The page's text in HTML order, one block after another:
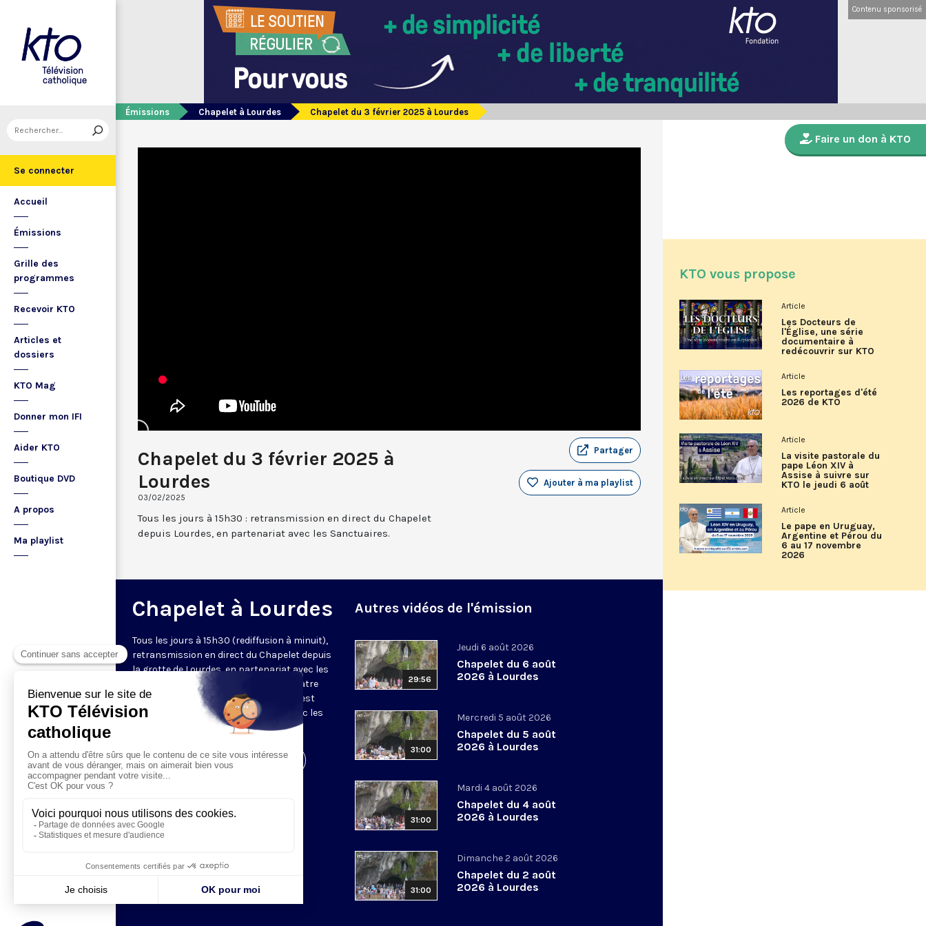
Se connecter
Accueil
Émissions
Grille des
programmes
Recevoir KTO
Articles et
dossiers
KTO Mag
Donner mon IFI
Aider KTO
Boutique DVD
A propos
Ma playlist
Contenu sponsorisé
Émissions Chapelet à Lourdes Chapelet du 3 février 2025 à Lourdes
Chapelet du 3 février 2025 à
Lourdes
03/02/2025
Partager
Ajouter à ma playlist
Tous les jours à 15h30 : retransmission en direct du Chapelet
depuis Lourdes, en partenariat avec les Sanctuaires.
Chapelet à Lourdes
Tous les jours à 15h30 (rediffusion à minuit),
retransmission en direct du Chapelet depuis
la grotte de Lourdes, en partenariat avec les
Sanctuaires. Chaque jour, l'une des quatre
méditations des mystères du Rosaire est
proposée en communion de prière avec les
Visiter la page de l'émission
Autres vidéos de l'émission
29:56
Jeudi 6 août 2026
Chapelet du 6 août
2026 à Lourdes
31:00
Mercredi 5 août 2026
Chapelet du 5 août
2026 à Lourdes
31:00
Mardi 4 août 2026
Chapelet du 4 août
2026 à Lourdes
31:00
Dimanche 2 août 2026
Chapelet du 2 août
2026 à Lourdes
Faire un don à KTO
KTO vous propose
Article
Les Docteurs de
l'Église, une série
documentaire à
redécouvrir sur KTO
Article
Les reportages d'été
2026 de KTO
Article
La visite pastorale du
pape Léon XIV à
Assise à suivre sur
KTO le jeudi 6 août
Article
Le pape en Uruguay,
Argentine et Pérou du
6 au 17 novembre
2026